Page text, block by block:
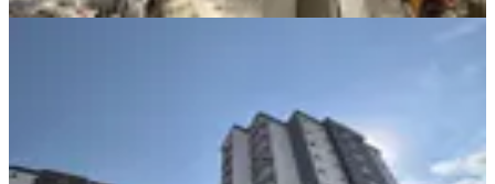
Seyhan, Gürselpaşa Mahallesi
150 m²· 8. Kat · 08.08.2026